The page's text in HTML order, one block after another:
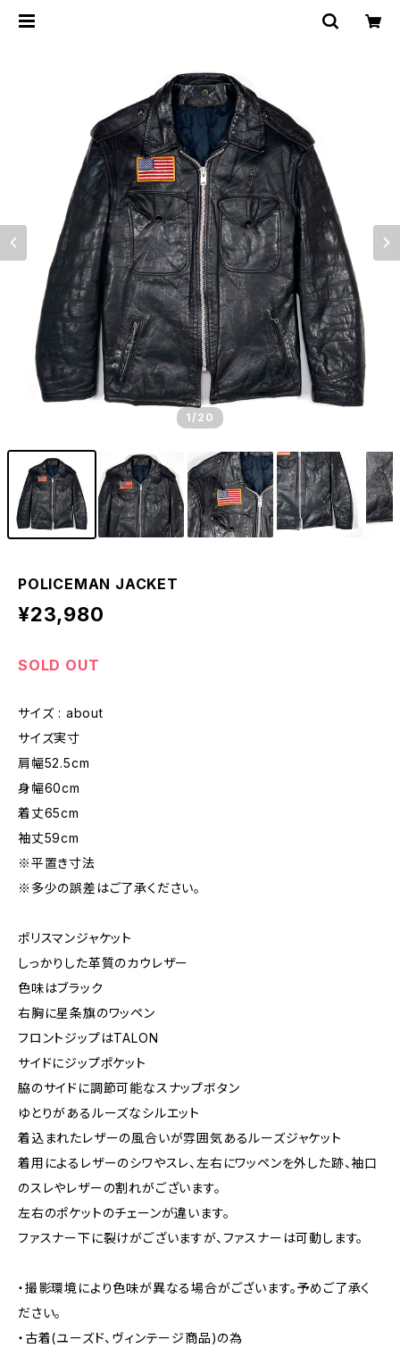
1 /20
POLICEMAN JACKET
¥23,980
SOLD OUT
サイズ : about
サイズ実寸
肩幅52.5cm
身幅60cm
着丈65cm
袖丈59cm
※平置き寸法
※多少の誤差はご了承ください。
ポリスマンジャケット
しっかりした革質のカウレザー
色味はブラック
右胸に星条旗のワッペン
フロントジップはTALON
サイドにジップポケット
脇のサイドに調節可能なスナップボタン
ゆとりがあるルーズなシルエット
着込まれたレザーの風合いが雰囲気あるルーズジャケット
着用によるレザーのシワやスレ、左右にワッペンを外した跡、袖口
のスレやレザーの割れがございます。
左右のポケットのチェーンが違います。
ファスナー下に裂けがございますが、ファスナーは可動します。
・撮影環境により色味が異なる場合がございます。予めご了承く
ださい。
・古着(ユーズド、ヴィンテージ商品)の為